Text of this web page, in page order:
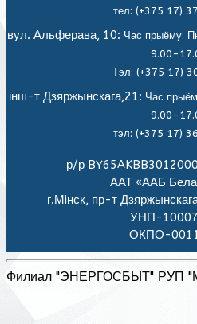
тел: (+375 17)
вул. Альферава, 10: Час прыёму:
9.00-
Тэл: (+375 17)
інш-т Дзяржынскага,21: Час
9.00-
тэл: (+375 17)
р/р
ААТ «ААБ
г.Мiнск, пр-т
УНП-
ОКПО-
Филиал "ЭНЕРГОСБЫТ" РУП